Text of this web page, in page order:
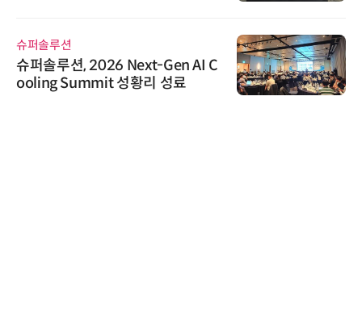
슈퍼솔루션
슈퍼솔루션, 2026 Next-Gen AI C
ooling Summit 성황리 성료